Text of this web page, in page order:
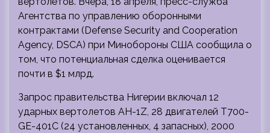
Агентства по управлению оборонными
контрактами (Defense Security and Cooperation
Agency, DSCA) при Минобороны США сообщила о
том, что потенциальная сделка оценивается
почти в $1 млрд.
Запрос правительства Нигерии включал 12
ударных вертолетов AH-1Z, 28 двигателей T700-
GE-401C (24 установленных, 4 запасных), 2000